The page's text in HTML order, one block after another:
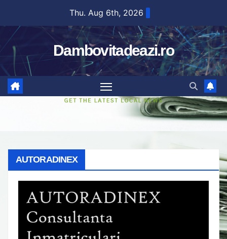
content
Thu. Aug 6th, 2026
Dambovitadeazi.ro
AUTORADINEX